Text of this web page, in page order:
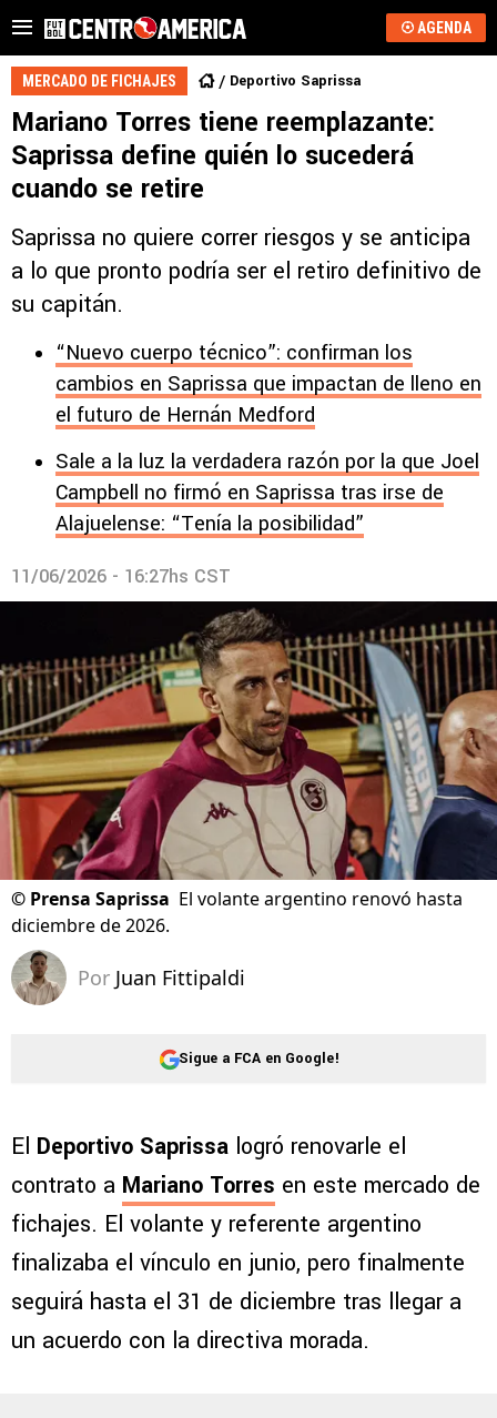
AGENDA
MERCADO DE FICHAJES Deportivo Saprissa
Mariano Torres tiene reemplazante:
Saprissa define quién lo sucederá
cuando se retire
Saprissa no quiere correr riesgos y se anticipa
a lo que pronto podría ser el retiro definitivo de
su capitán.
“Nuevo cuerpo técnico”: confirman los
cambios en Saprissa que impactan de lleno en
el futuro de Hernán Medford
Sale a la luz la verdadera razón por la que Joel
Campbell no firmó en Saprissa tras irse de
Alajuelense: “Tenía la posibilidad”
11/06/2026 - 16:27hs CST
© Prensa Saprissa El volante argentino renovó hasta
diciembre de 2026.
Por Juan Fittipaldi
Sigue a FCA en Google!
El Deportivo Saprissa logró renovarle el
contrato a Mariano Torres en este mercado de
fichajes. El volante y referente argentino
finalizaba el vínculo en junio, pero finalmente
seguirá hasta el 31 de diciembre tras llegar a
un acuerdo con la directiva morada.